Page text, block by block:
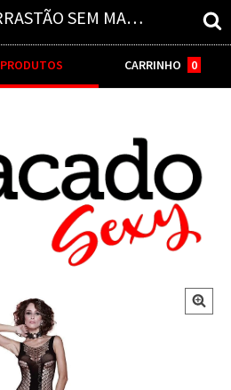
BOBY INTEIRO ARRASTÃO SEM MANGA DE USO FEMININO - JT3502- HADAR
PRODUTOS CARRINHO 0